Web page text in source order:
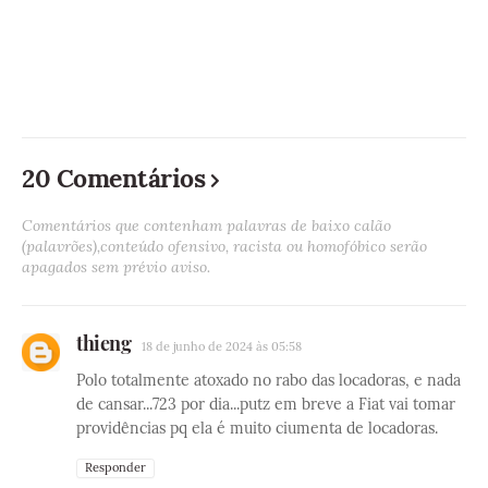
20 Comentários
Comentários que contenham palavras de baixo calão
(palavrões),conteúdo ofensivo, racista ou homofóbico serão
apagados sem prévio aviso.
thieng 18 de junho de 2024 às 05:58
Polo totalmente atoxado no rabo das locadoras, e nada
de cansar...723 por dia...putz em breve a Fiat vai tomar
providências pq ela é muito ciumenta de locadoras.
Responder